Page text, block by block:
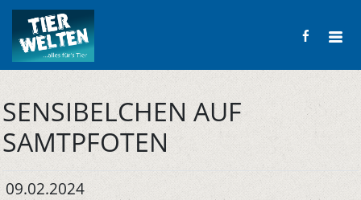
SENSIBELCHEN AUF
SAMTPFOTEN
09.02.2024